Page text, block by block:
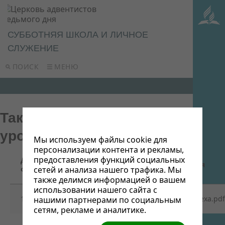
ПОИСК МЕНЮ
СУББОТНЯЯ ШКОЛА И ЛИЧНОЕ
СЛУЖЕНИЕ
Так говорит Библия (24
урока)
Дата
файла
Название/Ссылка для скачивания
16/05/2022 Урок__10_Грех_и_избавление_от_греха.pdf
Мы используем файлы cookie для
персонализации контента и рекламы,
предоставления функций социальных
сетей и анализа нашего трафика. Мы
также делимся информацией о вашем
использовании нашего сайта с
нашими партнерами по социальным
сетям, рекламе и аналитике.